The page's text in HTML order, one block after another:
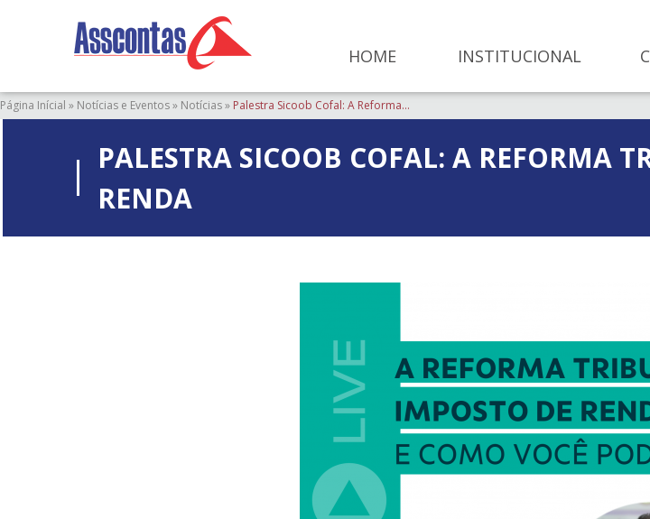
HOME INSTITUCIONAL
Página Inícial » Notícias e Eventos» Notícias» Palestra Sicoob Cofal: A Reforma...
PALESTRA SICOOB COFAL: A REFORMA
RENDA